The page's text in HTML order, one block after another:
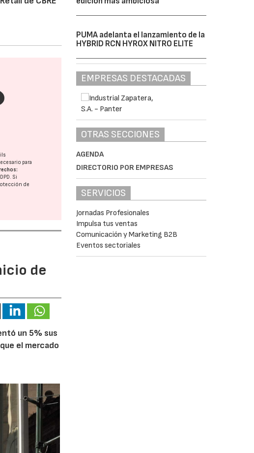
para
. Si
de
de
un 5% sus
el mercado
PUMA adelanta el lanzamiento de la
HYBRID RCN HYROX NITRO ELITE
EMPRESAS DESTACADAS
OTRAS SECCIONES
AGENDA
DIRECTORIO POR EMPRESAS
SERVICIOS
Jornadas Profesionales
Impulsa tus ventas
Comunicación y Marketing B2B
Eventos sectoriales